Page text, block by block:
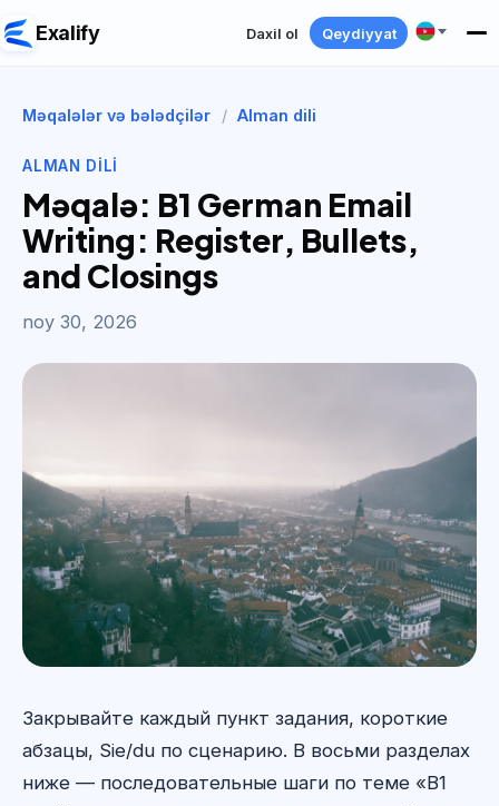
Exalify Daxil ol Qeydiyyat
Məqalələr və bələdçilər / Alman dili
ALMAN DILI
Məqalə: B1 German Email
Writing: Register, Bullets,
and Closings
noy 30, 2026
Закрывайте каждый пункт задания, короткие
абзацы, Sie/du по сценарию. В восьми разделах
ниже — последовательные шаги по теме «B1